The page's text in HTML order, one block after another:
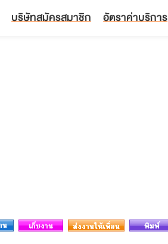
บริษัทสมัครสมาชิก อัตราค่าบริการ